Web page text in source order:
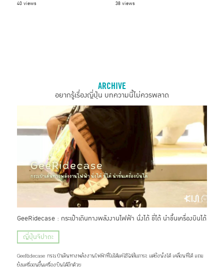
40 views 38 views
ARCHIVE
อยากรู้เรื่องญี่ปุ่น บทความนี้ไม่ควรพลาด
GeeRidecase : กระเป๋าเดินทางพลังงานไฟฟ้า นั่งได้ ขี่ได้ นำขึ้นเครื่องบินได้
ญี่ปุ่นจิปาถะ
GeeRidecase กระเป๋าเดินทางพลังงานไฟฟ้าที่ไม่ได้แค่ใช้ใส่สัมภาระ แต่ยังนั่งได้ เคลื่อนที่ได้ แถม
ยังแครี่ออนขึ้นเครื่องบินได้อีกด้วย